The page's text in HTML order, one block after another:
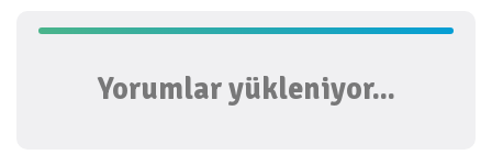
Yorumlar yükleniyor...